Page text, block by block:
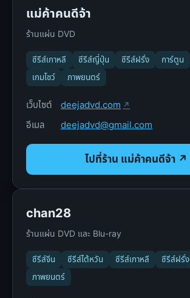
แม่ค้าคนดีจ้า
ร้านแผ่น DVD
ซีรีส์เกาหลี ซีรีส์ญี่ปุ่น ซีรีส์ฝรั่ง การ์ตูน
เกมโชว์
ภาพยนตร์
เว็บไซต์
deejadvd.com
อีเมล
deejadvd@gmail.com
ไปที่ร้าน แม่ค้าคนดีจ้า ↗
chan28
ร้านแผ่น DVD และ Blu-ray
ซีรีส์จีน ซีรีส์ไต้หวัน ซีรีส์เกาหลี ซีรีส์ฝรั่ง
ภาพยนตร์